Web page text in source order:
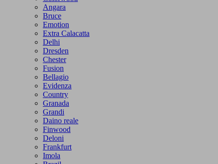
Angara
Bruce
Emotion
Extra Calacatta
Delhi
Dresden
Chester
Fusion
Bellagio
Evidenza
Country
Granada
Grandi
Daino reale
Finwood
Deloni
Frankfurt
Imola